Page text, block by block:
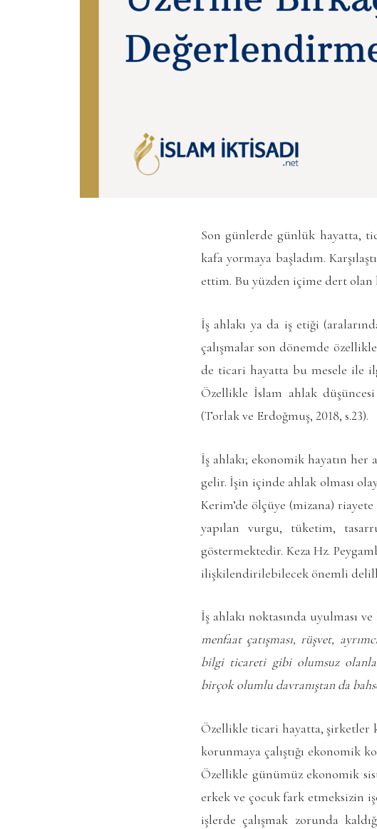
Son günlerde günlük hayatta,
kafa yormaya başladım.
ettim. Bu yüzden içime dert olan
İş ahlakı ya da iş etiği
çalışmalar son dönemde
de ticari hayatta bu mesele ile
Özellikle İslam ahlak
(Torlak ve Erdoğmuş, 2018, s.23).
İş ahlakı; ekonomik hayatın her
gelir. İşin içinde ahlak olması
Kerim’de ölçüye (mizana)
yapılan vurgu, tüketim,
göstermektedir. Keza Hz.
ilişkilendirilebilecek önemli
İş ahlakı noktasında uyulması
menfaat çatışması, rüşvet,
bilgi ticareti gibi olumsuz
birçok olumlu davranıştan da
Özellikle ticari hayatta, şirketler
korunmaya çalıştığı ekonomik
Özellikle günümüz ekonomik
erkek ve çocuk fark etmeksizin
işlerde çalışmak zorunda